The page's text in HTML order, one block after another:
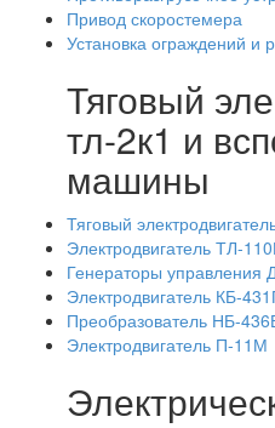
Привод скоростемера
Установка ограждений и
Тяговый
тл-2к1 и
машины
Тяговый
Электродвигатель ТЛ-
Генераторы управления
Электродвигатель КБ-
Преобразователь НБ-
Электродвигатель П-11М